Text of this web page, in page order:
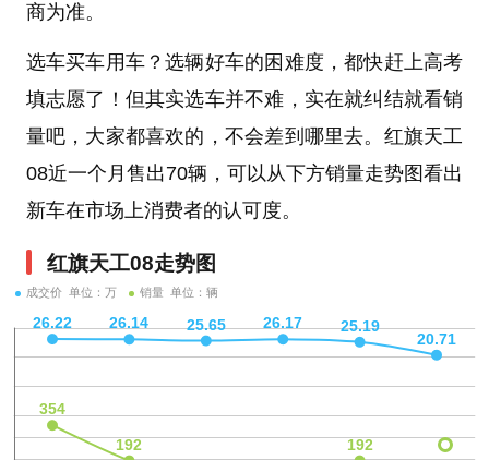
商为准。
选车买车用车？选辆好车的困难度，都快赶上高考
填志愿了！但其实选车并不难，实在就纠结就看销
量吧，大家都喜欢的，不会差到哪里去。红旗天工
08近一个月售出70辆，可以从下方销量走势图看出
新车在市场上消费者的认可度。
红旗天工08走势图
成交价 单位：万 销量 单位：辆